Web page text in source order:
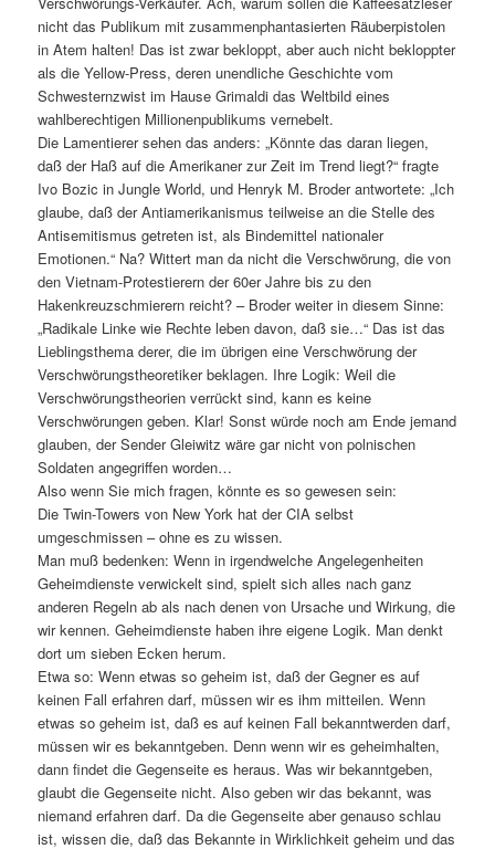
nicht das Publikum mit zusammenphantasierten Räuberpistolen
in Atem halten! Das ist zwar bekloppt, aber auch nicht bekloppter
als die Yellow-Press, deren unendliche Geschichte vom
Schwesternzwist im Hause Grimaldi das Weltbild eines
wahlberechtigen Millionenpublikums vernebelt.
Die Lamentierer sehen das anders: „Könnte das daran liegen,
daß der Haß auf die Amerikaner zur Zeit im Trend liegt?“ fragte
Ivo Bozic in Jungle World, und Henryk M. Broder antwortete: „Ich
glaube, daß der Antiamerikanismus teilweise an die Stelle des
Antisemitismus getreten ist, als Bindemittel nationaler
Emotionen.“ Na? Wittert man da nicht die Verschwörung, die von
den Vietnam-Protestierern der 60er Jahre bis zu den
Hakenkreuzschmierern reicht? – Broder weiter in diesem Sinne:
„Radikale Linke wie Rechte leben davon, daß sie…“ Das ist das
Lieblingsthema derer, die im übrigen eine Verschwörung der
Verschwörungstheoretiker beklagen. Ihre Logik: Weil die
Verschwörungstheorien verrückt sind, kann es keine
Verschwörungen geben. Klar! Sonst würde noch am Ende jemand
glauben, der Sender Gleiwitz wäre gar nicht von polnischen
Soldaten angegriffen worden…
Also wenn Sie mich fragen, könnte es so gewesen sein:
Die Twin-Towers von New York hat der CIA selbst
umgeschmissen – ohne es zu wissen.
Man muß bedenken: Wenn in irgendwelche Angelegenheiten
Geheimdienste verwickelt sind, spielt sich alles nach ganz
anderen Regeln ab als nach denen von Ursache und Wirkung, die
wir kennen. Geheimdienste haben ihre eigene Logik. Man denkt
dort um sieben Ecken herum.
Etwa so: Wenn etwas so geheim ist, daß der Gegner es auf
keinen Fall erfahren darf, müssen wir es ihm mitteilen. Wenn
etwas so geheim ist, daß es auf keinen Fall bekanntwerden darf,
müssen wir es bekanntgeben. Denn wenn wir es geheimhalten,
dann findet die Gegenseite es heraus. Was wir bekanntgeben,
glaubt die Gegenseite nicht. Also geben wir das bekannt, was
niemand erfahren darf. Da die Gegenseite aber genauso schlau
ist, wissen die, daß das Bekannte in Wirklichkeit geheim und das